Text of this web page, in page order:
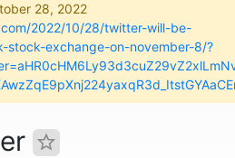
28, 2022
2022/10/28/twitter-will-be-
stock-exchange-on-november-8/?